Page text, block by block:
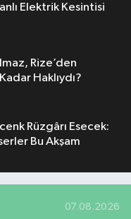
Elektrik Kesintisi
Rize’den
Haklıydı?
Rüzgârı Esecek:
Bu Akşam
07.08.2026